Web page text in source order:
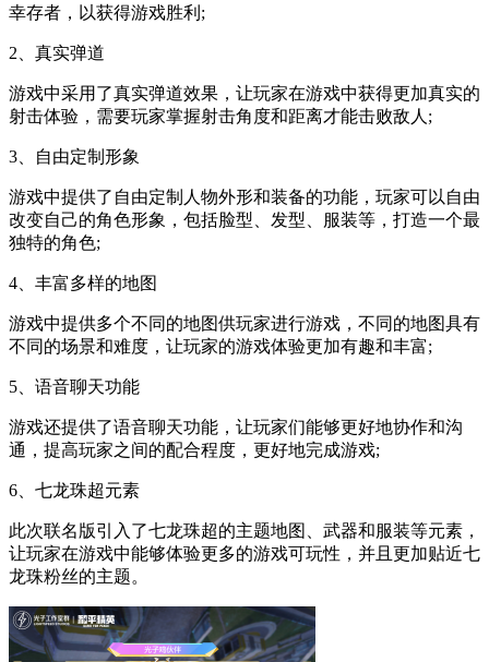
幸存者，以获得游戏胜利;
2、真实弹道
游戏中采用了真实弹道效果，让玩家在游戏中获得更加真实的
射击体验，需要玩家掌握射击角度和距离才能击败敌人;
3、自由定制形象
游戏中提供了自由定制人物外形和装备的功能，玩家可以自由
改变自己的角色形象，包括脸型、发型、服装等，打造一个最
独特的角色;
4、丰富多样的地图
游戏中提供多个不同的地图供玩家进行游戏，不同的地图具有
不同的场景和难度，让玩家的游戏体验更加有趣和丰富;
5、语音聊天功能
游戏还提供了语音聊天功能，让玩家们能够更好地协作和沟
通，提高玩家之间的配合程度，更好地完成游戏;
6、七龙珠超元素
此次联名版引入了七龙珠超的主题地图、武器和服装等元素，
让玩家在游戏中能够体验更多的游戏可玩性，并且更加贴近七
龙珠粉丝的主题。